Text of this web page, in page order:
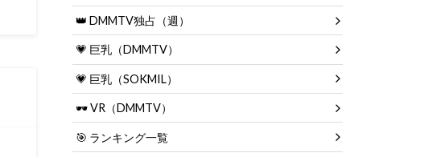
👑 DMMTV独占（週）
💗 巨乳（DMMTV）
💗 巨乳（SOKMIL）
🕶 VR（DMMTV）
🎯 ランキング一覧